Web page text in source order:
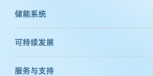
储能系统
可持续发展
服务与支持